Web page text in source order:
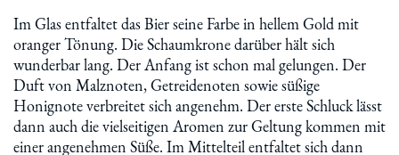
Im Glas entfaltet das Bier seine Farbe in hellem Gold mit
oranger Tönung. Die Schaumkrone darüber hält sich
wunderbar lang. Der Anfang ist schon mal gelungen. Der
Duft von Malznoten, Getreidenoten sowie süßige
Honignote verbreitet sich angenehm. Der erste Schluck lässt
dann auch die vielseitigen Aromen zur Geltung kommen mit
einer angenehmen Süße. Im Mittelteil entfaltet sich dann